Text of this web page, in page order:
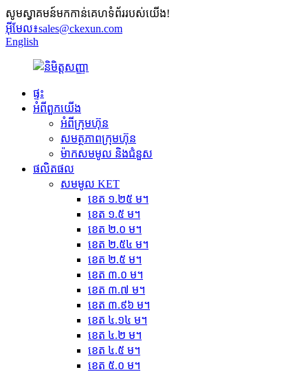
សូមស្វាគមន៍មកកាន់គេហទំព័ររបស់យើង!
អ៊ីមែល៖sales@ckexun.com
English
ផ្ទះ
អំពី​ពួក​យើង
អំពីក្រុមហ៊ុន
សមត្ថភាពក្រុមហ៊ុន
ម៉ាកសមមូល និងជំនួស
ផលិតផល
សមមូល KET
ខេត ១.២៥ ម។
ខេត ១.៥ ម។
ខេត ២.០ ម។
ខេត ២.៥៤ ម។
ខេត ២.៥ ម។
ខេត ៣.០ ម។
ខេត ៣.៧ ម។
ខេត ៣.៩៦ ម។
ខេត ៤.១៤ ម។
ខេត ៤.២ ម។
ខេត ៤.៥ ម។
ខេត ៥.០ ម។